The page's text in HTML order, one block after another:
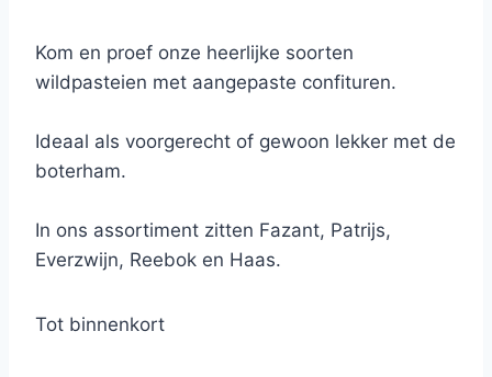
Kom en proef onze heerlijke soorten
wildpasteien met aangepaste confituren.
Ideaal als voorgerecht of gewoon lekker met de
boterham.
In ons assortiment zitten Fazant, Patrijs,
Everzwijn, Reebok en Haas.
Tot binnenkort